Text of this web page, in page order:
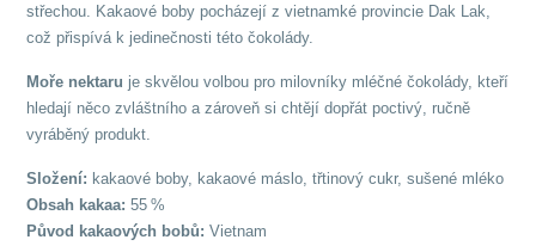
střechou. Kakaové boby pocházejí z vietnamké provincie Dak Lak,
což přispívá k jedinečnosti této čokolády.
Moře nektaru je skvělou volbou pro milovníky mléčné čokolády, kteří
hledají něco zvláštního a zároveň si chtějí dopřát poctivý, ručně
vyráběný produkt.
Složení: kakaové boby, kakaové máslo, třtinový cukr, sušené mléko
Obsah kakaa: 55 %
Původ kakaových bobů: Vietnam